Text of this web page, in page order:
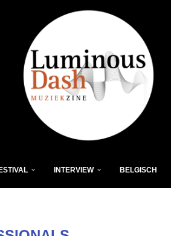
INTERVIEW BELGISCH